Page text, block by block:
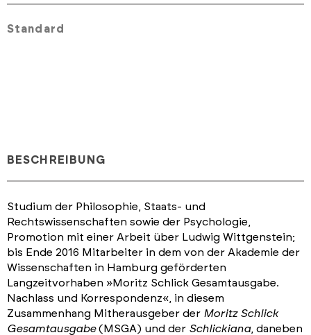
Standard
BESCHREIBUNG
Studium der Philosophie, Staats- und
Rechtswissenschaften sowie der Psychologie,
Promotion mit einer Arbeit über Ludwig Wittgenstein;
bis Ende 2016 Mitarbeiter in dem von der Akademie der
Wissenschaften in Hamburg geförderten
Langzeitvorhaben »Moritz Schlick Gesamtausgabe.
Nachlass und Korrespondenz«, in diesem
Zusammenhang Mitherausgeber der Moritz Schlick
Gesamtausgabe(MSGA) und der Schlickiana, daneben